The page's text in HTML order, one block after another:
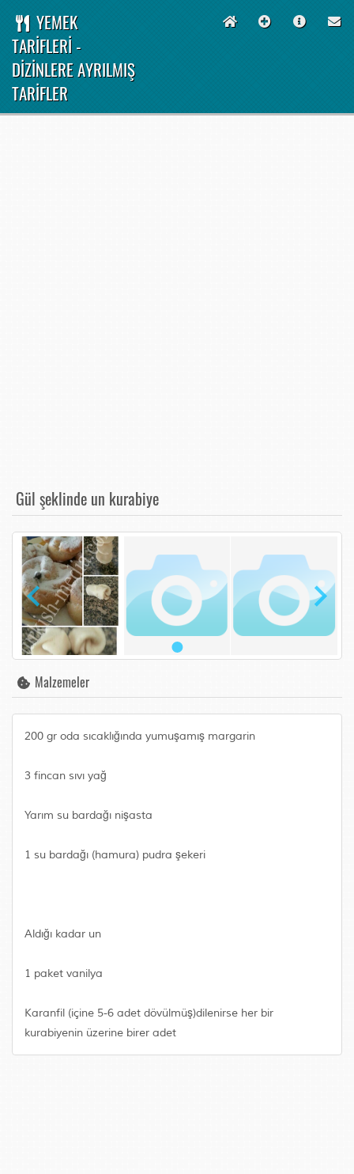
YEMEK
TARİFLERİ -
DİZİNLERE AYRILMIŞ
TARİFLER
Gül şeklinde un kurabiye
Malzemeler
200 gr oda sıcaklığında yumuşamış margarin
3 fincan sıvı yağ
Yarım su bardağı nişasta
1 su bardağı (hamura) pudra şekeri
Aldığı kadar un
1 paket vanilya
Karanfil (içine 5-6 adet dövülmüş)dilenirse her bir
kurabiyenin üzerine birer adet